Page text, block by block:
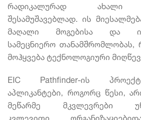
რადიკალურად ახალი
შესამუშავებლად. ის
მაღალი მოგებისა და
სამეცნიერო თანამშრომლობას,
მოჰყვება ტექნოლოგიური
EIC Pathfinder-ის
აპლიკანტები, როგორც წესი,
მეწარმე მკვლევრები
კვლევითი